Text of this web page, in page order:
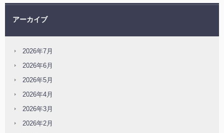
アーカイブ
2026年7月
2026年6月
2026年5月
2026年4月
2026年3月
2026年2月